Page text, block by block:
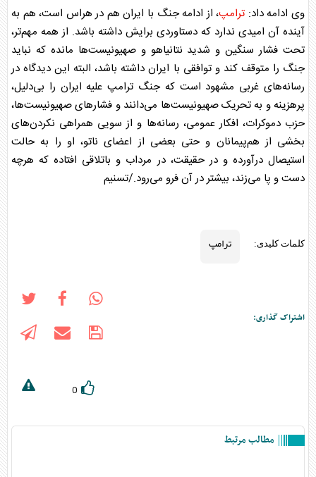
وی ادامه داد: ترامپ، از ادامه جنگ با ایران هم در هراس است، هم به
آینده آن امیدی ندارد که دستاوردی برایش داشته باشد. از همه مهم‌تر،
تحت فشار سنگین و شدید نتانیاهو و صهیونیست‌ها مانده که نباید
جنگ را متوقف کند و توافقی با ایران داشته باشد، البته این دیدگاه در
رسانه‌های غربی مشهود است که جنگ ترامپعلیه ایران را بی‌دلیل،
پرهزینه و به تحریک صهیونیست‌ها می‌دانند و فشارهای صهیونیست‌ها،
حزب دموکرات، افکار عمومی، رسانه‌ها و از سویی همراهی نکردن‌های
بخشی از هم‌پیمانان و حتی بعضی از اعضای ناتو، او را به حالت
استیصال درآورده و در حقیقت، در مرداب و باتلاقی افتاده که هرچه
دست و پا می‌زند، بیشتر در آن فرو می‌رود./تسنیم
کلمات کلیدی: ترامپ
اشتراک گذاری:
0
مطالب مرتبط